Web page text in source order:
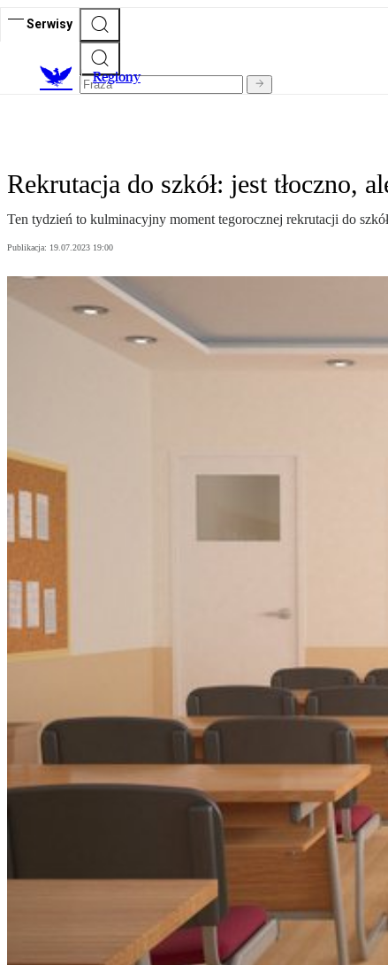
Serwisy
Regiony
Rekrutacja do szkół: jest tłoczno,
Ten tydzień to kulminacyjny moment tegorocznej rekrutacji do
Publikacja: 19.07.2023 19:00